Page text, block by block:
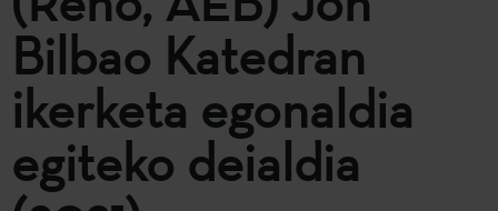
Bilbao Katedran
ikerketa egonaldia
egiteko deialdia